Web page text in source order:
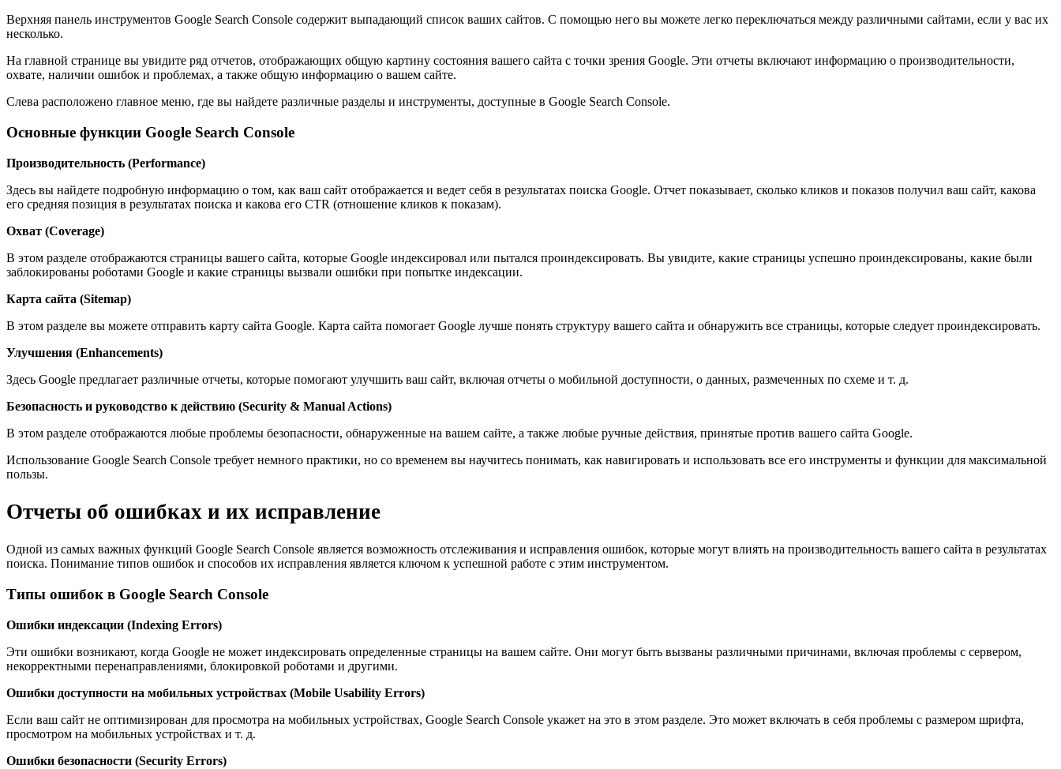
Верхняя панель инструментов Google Search Console содержит выпадающий список ваших сайтов. С помощью него вы можете легко переключаться между различными сайтами, если у вас их
несколько.
На главной странице вы увидите ряд отчетов, отображающих общую картину состояния вашего сайта с точки зрения Google. Эти отчеты включают информацию о производительности,
охвате, наличии ошибок и проблемах, а также общую информацию о вашем сайте.
Слева расположено главное меню, где вы найдете различные разделы и инструменты, доступные в Google Search Console.
Основные функции Google Search Console
Производительность (Performance)
Здесь вы найдете подробную информацию о том, как ваш сайт отображается и ведет себя в результатах поиска Google. Отчет показывает, сколько кликов и показов получил ваш сайт, какова
его средняя позиция в результатах поиска и какова его CTR (отношение кликов к показам).
Охват (Coverage)
В этом разделе отображаются страницы вашего сайта, которые Google индексировал или пытался проиндексировать. Вы увидите, какие страницы успешно проиндексированы, какие были
заблокированы роботами Google и какие страницы вызвали ошибки при попытке индексации.
Карта сайта (Sitemap)
В этом разделе вы можете отправить карту сайта Google. Карта сайта помогает Google лучше понять структуру вашего сайта и обнаружить все страницы, которые следует проиндексировать.
Улучшения (Enhancements)
Здесь Google предлагает различные отчеты, которые помогают улучшить ваш сайт, включая отчеты о мобильной доступности, о данных, размеченных по схеме и т. д.
Безопасность и руководство к действию (Security & Manual Actions)
В этом разделе отображаются любые проблемы безопасности, обнаруженные на вашем сайте, а также любые ручные действия, принятые против вашего сайта Google.
Использование Google Search Console требует немного практики, но со временем вы научитесь понимать, как навигировать и использовать все его инструменты и функции для максимальной
пользы.
Отчеты об ошибках и их исправление
Одной из самых важных функций Google Search Console является возможность отслеживания и исправления ошибок, которые могут влиять на производительность вашего сайта в результатах
поиска. Понимание типов ошибок и способов их исправления является ключом к успешной работе с этим инструментом.
Типы ошибок в Google Search Console
Ошибки индексации (Indexing Errors)
Эти ошибки возникают, когда Google не может индексировать определенные страницы на вашем сайте. Они могут быть вызваны различными причинами, включая проблемы с сервером,
некорректными перенаправлениями, блокировкой роботами и другими.
Ошибки доступности на мобильных устройствах (Mobile Usability Errors)
Если ваш сайт не оптимизирован для просмотра на мобильных устройствах, Google Search Console укажет на это в этом разделе. Это может включать в себя проблемы с размером шрифта,
просмотром на мобильных устройствах и т. д.
Ошибки безопасности (Security Errors)